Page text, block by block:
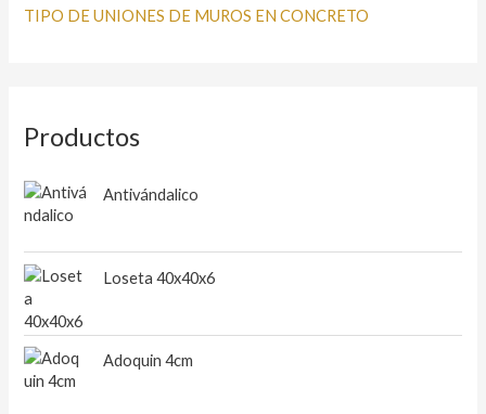
TIPO DE UNIONES DE MUROS EN CONCRETO
Productos
Antivándalico
Loseta 40x40x6
Adoquin 4cm